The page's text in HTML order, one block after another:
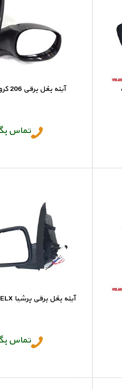
آینه بغل برقی 206 کروز بدون فلاپ
تماس
آینه بغل برقی پرشیا ELX کروز بدون فلاپ
تماس